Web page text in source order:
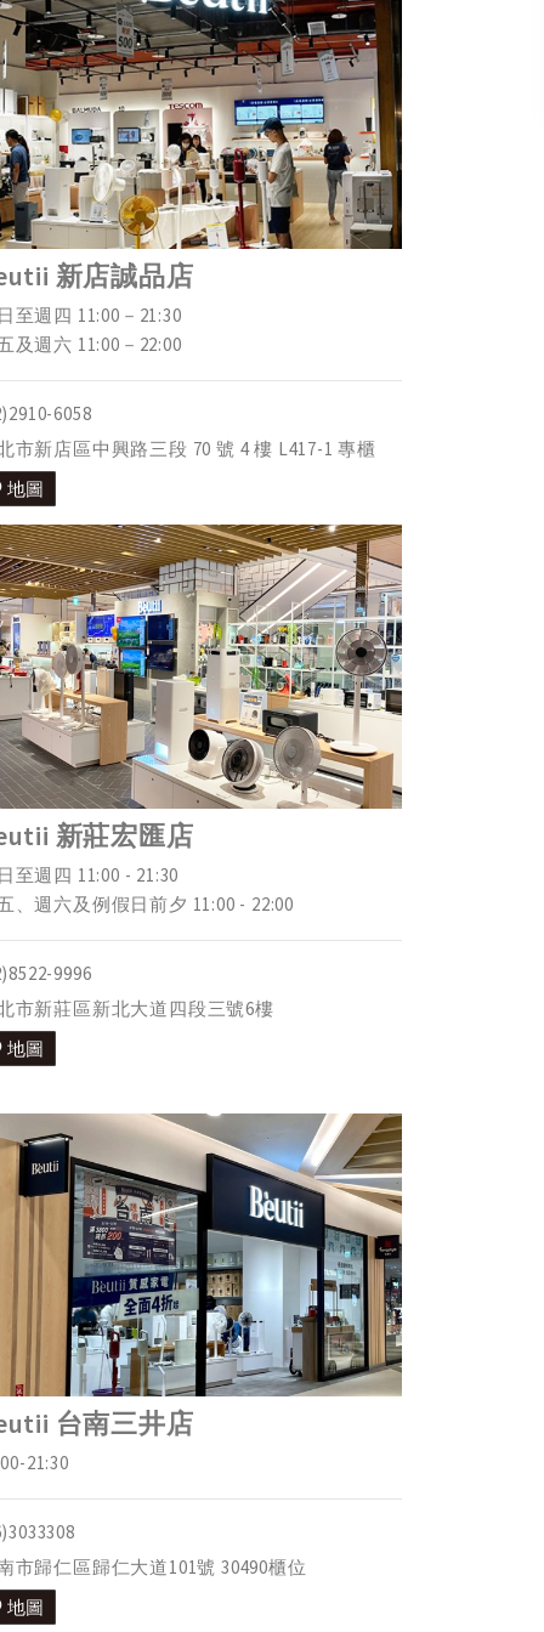
新店誠品店
至週四 11:00－21:30
及週六 11:00－22:00
6058
市新店區中興路三段 70 號 4 樓 L417-1 專櫃
地圖
新莊宏匯店
至週四 11:00 - 21:30
、週六及例假日前夕 11:00 - 22:00
9996
市新莊區新北大道四段三號6樓
地圖
台南三井店
21:30
市歸仁區歸仁大道101號 30490櫃位
地圖